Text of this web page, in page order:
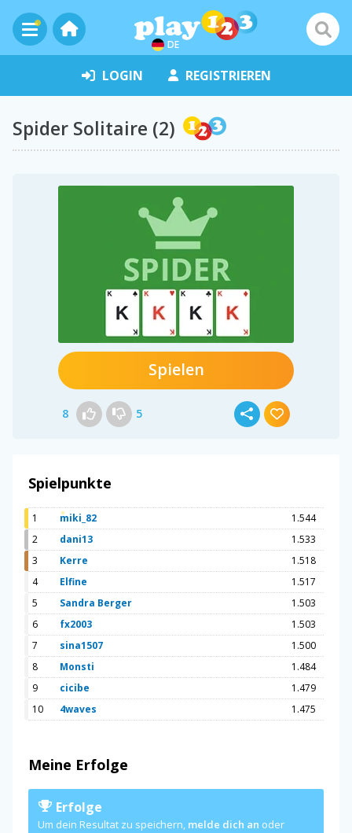
DE
LOGIN REGISTRIEREN
Spider Solitaire (2)
Spielen
8 5
Spielpunkte
1 miki_82
1.544
2
dani13
1.533
3
Kerre
1.518
4
Elfine
1.517
5
Sandra Berger
1.503
6
fx2003
1.503
7
sina1507
1.500
8
Monsti
1.484
9
cicibe
1.479
10
4waves 1.475
Meine Erfolge
Erfolge
Um dein Resultat zu speichern, melde dich an oder